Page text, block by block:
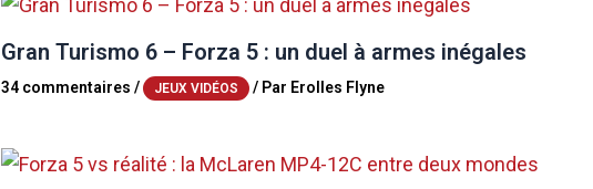
Gran Turismo 6 – Forza 5 : un duel à armes inégales
34 commentaires / JEUX VIDÉOS / Par Erolles Flyne